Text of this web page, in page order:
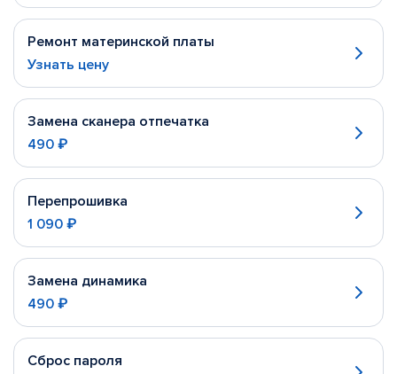
Ремонт материнской платы
Узнать цену
Замена сканера отпечатка
490 ₽
Перепрошивка
1 090 ₽
Замена динамика
490 ₽
Сброс пароля